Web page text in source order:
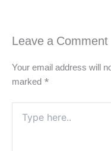
Leave a Comment
Your email address will
marked *
here..